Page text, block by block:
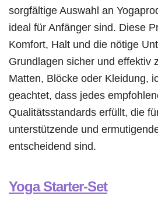
sorgfältige Auswahl an
ideal für Anfänger sind. Diese
Komfort, Halt und die nötige
Grundlagen sicher und effektiv
Matten, Blöcke oder Kleidung,
geachtet, dass jedes
Qualitätsstandards erfüllt, die
unterstützende und
entscheidend sind.
Yoga Starter-Set